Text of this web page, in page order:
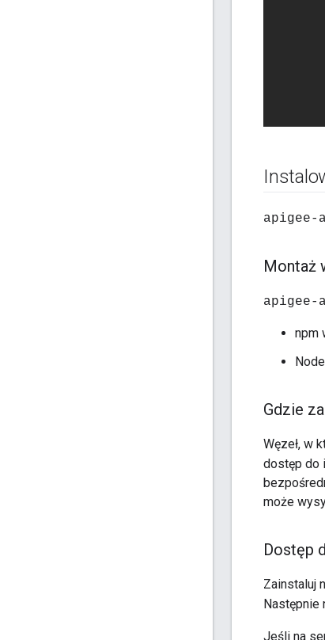
Montaż
npm
Gdzie
Węzeł, w
dostęp do
może
Dostęp
Zainstaluj
Następnie
Jeśli na